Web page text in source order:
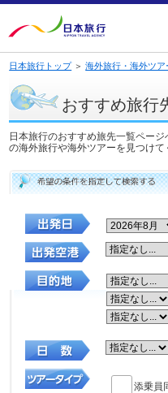
日本旅行トップ＞海外旅行・海外ツア
おすすめ旅行
日本旅行のおすすめ旅先一覧ペー
の海外旅行や海外ツアーを見つけて
添乗員